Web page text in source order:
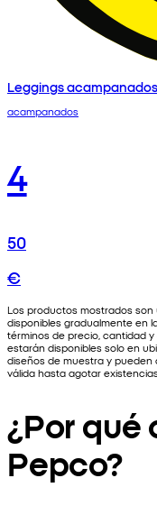
Leggings
acampanados
4
50
€
Los productos mostrados
disponibles gradualmente en
términos de precio, cantidad
estarán disponibles solo en
diseños de muestra y
válida hasta agotar
¿Por qué
Pepco?